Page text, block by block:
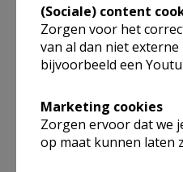
dat ze een plek hebben
Waar ben je dankbaar
Rita op, die dit werk 17
had gedaan en heel wat
andere kwam ik in de
(Sociale) content
Zorgen voor het
van al dan niet externe
bijvoorbeeld een
Marketing cookies
Zorgen ervoor dat we
op maat kunnen laten